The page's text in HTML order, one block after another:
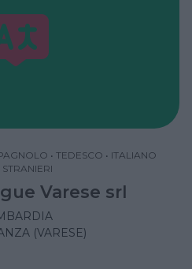
• TEDESCO • ITALIANO
STRANIERI
Varese srl
(VARESE)